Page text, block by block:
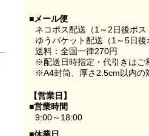
■メール便
ネコポス配送（1～2日後ポ
ゆうパケット配送（1～5日
送料：全国一律270円
※配送日時指定・代引きはご
※A4封筒、厚さ2.5cm以内の
【営業日】
■営業時間
9:00～18:00